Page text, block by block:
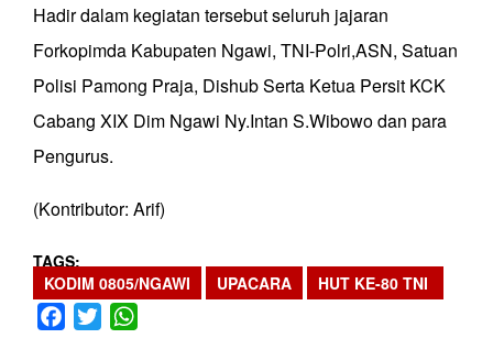
Hadir dalam kegiatan tersebut seluruh jajaran
Forkopimda Kabupaten Ngawi, TNI-Polri,ASN, Satuan
Polisi Pamong Praja, Dishub Serta Ketua Persit KCK
Cabang XIX Dim Ngawi Ny.Intan S.Wibowo dan para
Pengurus.
(Kontributor: Arif)
TAGS
KODIM 0805/NGAWI
UPACARA HUT KE-80 TNI
Facebook
Twitter